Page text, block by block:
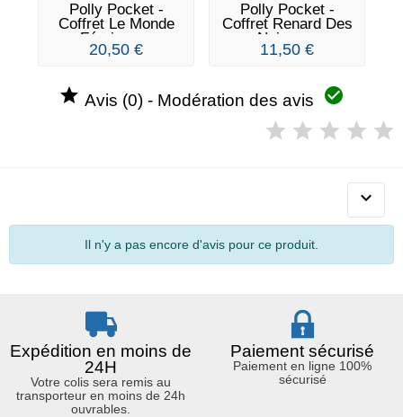
Polly Pocket -
Coffret Le Monde
Féerique...
20,50 €
Polly Pocket -
Coffret Renard Des
Neiges...
11,50 €
 Avis (0) - Modération des avis 

Il n'y a pas encore d'avis pour ce produit.
Expédition en moins de
24H
Votre colis sera remis au
transporteur en moins de 24h
ouvrables.
Paiement sécurisé
Paiement en ligne 100%
sécurisé